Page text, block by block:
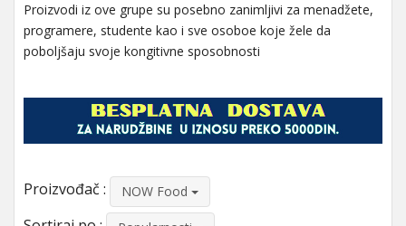
Proizvodi iz ove grupe su posebno zanimljivi za menadžete,
programere, studente kao i sve osoboe koje žele da
poboljšaju svoje kongitivne sposobnosti
Proizvođač : NOW Food